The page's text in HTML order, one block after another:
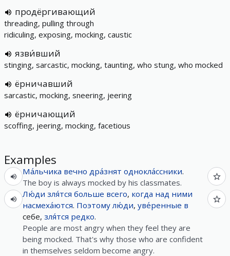
продёргивающий
threading, pulling through
ridiculing, exposing, mocking, caustic
язви́вший
stinging, sarcastic, mocking, taunting, who stung, who mocked
ёрничавший
sarcastic, mocking, sneering, jeering
ёрничающий
scoffing, jeering, mocking, facetious
Examples
Ма́льчика вечно дра́знят однокла́ссники.
The boy is always mocked by his classmates.
Лю́ди зля́тся больше всего, когда над ними
насмеха́ются. Поэтому лю́ди, уве́ренные в
себе, зля́тся редко.
People are most angry when they feel they are
being mocked. That's why those who are confident
in themselves seldom become angry.